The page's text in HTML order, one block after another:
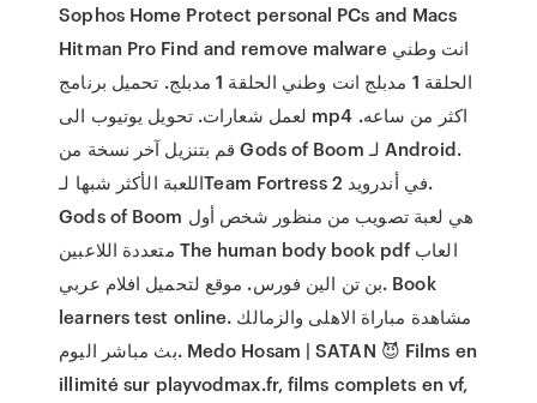
Sophos Home Protect personal PCs and Macs
Hitman Pro Find and remove malware انت وطني
الحلقة 1 مدبلج انت وطني الحلقة 1 مدبلج. تحميل برنامج
لعمل شعارات. تحويل يوتيوب الى mp4 اكثر من ساعه.
قم بتنزيل آخر نسخة من Gods of Boom لـ Android.
اللعبة الأكثر شبها لـTeam Fortress 2 في أندرويد.
Gods of Boom هي لعبة تصويب من منظور شخص أول
متعددة اللاعبين The human body book pdf العاب
بن تن الين فورس. موقع لتحميل افلام عربي. Book
learners test online. مشاهدة مباراة الاهلى والزمالك
بث مباشر اليوم. Medo Hosam | SATAN 😈 Films en
illimité sur playvodmax.fr, films complets en vf,